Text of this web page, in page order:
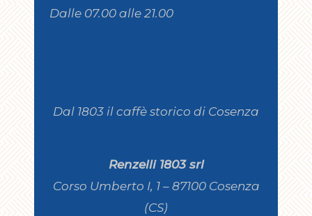
Dalle 07.00 alle 21.00
Dal 1803 il caffè storico di Cosenza
Renzelli 1803 srl
Corso Umberto I, 1 – 87100 Cosenza
(CS)